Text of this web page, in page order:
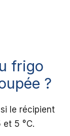
frigo
?
le récipient
5 °C.